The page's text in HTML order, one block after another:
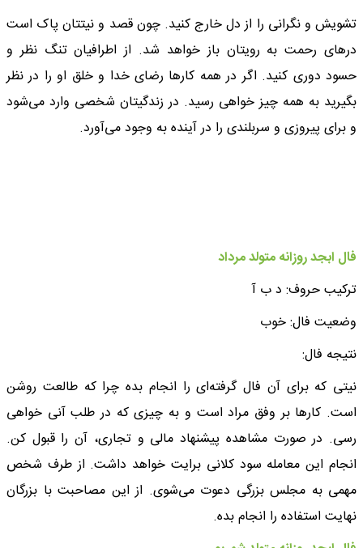
تشویش و نگرانی را از دل خارج کنید. چون قصد و نیتتان پاک است
درهای رحمت به رویتان باز خواهد شد. از اطرافیان تنگ نظر و
حسود دوری کنید. اگر در همه کارها رضای خدا و خلق او را در نظر
بگیرید به همه چیز خواهی رسید. در زندگیتان شخصی وارد می‌شود
و برای پیروزی و سربلندی را در آینده به وجود می‌آورد.
فال ابجد روزانه متولد مرداد
ترکیب حروف: د ب آ
وضعیت فال: خوب
نتیجه فال:
نیتی که برای آن فال گرفته‌ای را انجام بده چرا که طالعت روشن
است. کارها بر وفق مراد است و به چیزی که در طلب آنی خواهی
رسی. در صورت مشاهده پیشنهاد مالی و تجاری، آن را قبول کن.
انجام این معامله سود کلانی برایت خواهد داشت. از طرف شخص
مهمی به مجلس بزرگی دعوت می‌شوی. از این مصاحبت با بزرگان
نهایت استفاده را انجام بده.